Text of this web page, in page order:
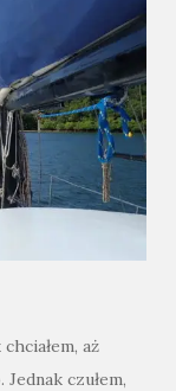
aż
czułem,